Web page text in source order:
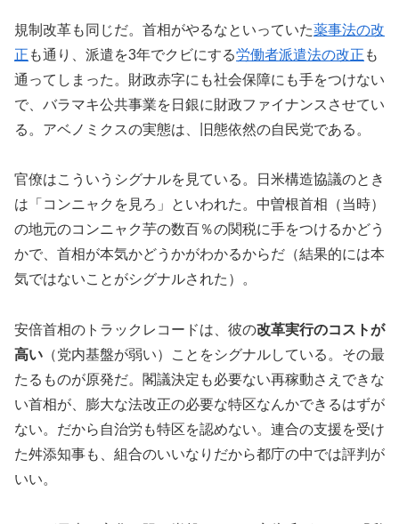
規制改革も同じだ。首相がやるなといっていた薬事法の改
正 も通り、派遣を3年でクビにする労働者派遣法の改正 も
通ってしまった。財政赤字にも社会保障にも手をつけない
で、バラマキ公共事業を日銀に財政ファイナンスさせてい
る。アベノミクスの実態は、旧態依然の自民党である。
官僚はこういうシグナルを見ている。日米構造協議のとき
は「コンニャクを見ろ」といわれた。中曽根首相（当時）
の地元のコンニャク芋の数百％の関税に手をつけるかどう
かで、首相が本気かどうかがわかるからだ（結果的には本
気ではないことがシグナルされた）。
安倍首相のトラックレコードは、彼の改革実行のコストが
高い （党内基盤が弱い）ことをシグナルしている。その最
たるものが原発だ。閣議決定も必要ない再稼動さえできな
い首相が、膨大な法改正の必要な特区なんかできるはずが
ない。だから自治労も特区を認めない。連合の支援を受け
た舛添知事も、組合のいいなりだから都庁の中では評判が
いい。